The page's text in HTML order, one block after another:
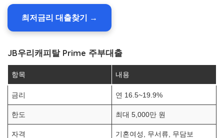
최저금리 대출찾기 →
JB우리캐피탈 Prime 주부대출
항목 내용
금리 연 16.5~19.9%
한도 최대 5,000만 원
자격 기혼여성, 무서류, 무담보